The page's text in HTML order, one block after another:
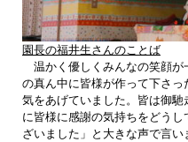
園長の福井生さんのことば
温かく優しくみんなの笑顔が
の真ん中に皆様が作って下さ
気をあげていました。皆は御
に皆様に感謝の気持ちをどう
ざいました」と大きな声で言